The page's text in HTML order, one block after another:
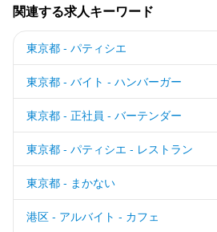
関連する求人キーワード
東京都 - パティシエ
東京都 - バイト - ハンバーガー
東京都 - 正社員 - バーテンダー
東京都 - パティシエ - レストラン
東京都 - まかない
港区 - アルバイト - カフェ